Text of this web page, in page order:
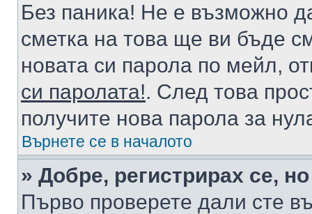
Без паника! Не е възможно
сметка на това ще ви бъде
новата си парола по мейл,
си паролата!. След това
получите нова парола за
Върнете се в началото
» Добре, регистрирах се,
Първо проверете дали сте